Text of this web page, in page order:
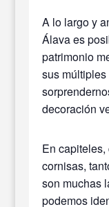
A lo largo y
Álava es
patrimonio
sus
decoración
En
cornisas,
son muchas
podemos